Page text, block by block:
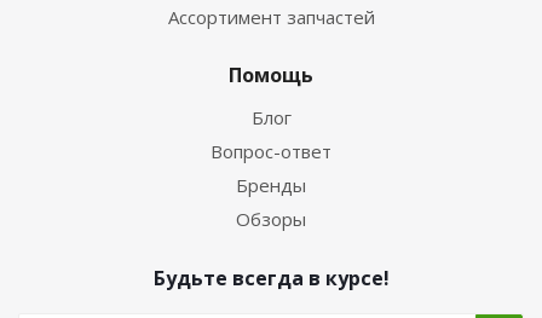
Ассортимент запчастей
Помощь
Блог
Вопрос-ответ
Бренды
Обзоры
Будьте всегда в курсе!